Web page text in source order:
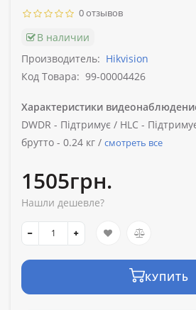
0 отзывов
В наличии
Производитель: Hikvision
Код Товара: 99-00004426
Характеристики
DWDR - Підтримує / HLC -
брутто - 0.24 кг / смотреть все
1505грн.
Нашли дешевле?
КУПИТЬ